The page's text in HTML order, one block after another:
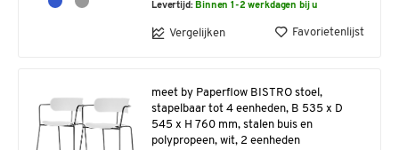
Levertijd: Binnen 1-2 werkdagen bij u
Vergelijken Favorietenlijst
meet by Paperflow BISTRO stoel,
stapelbaar tot 4 eenheden, B 535 x D
545 x H 760 mm, stalen buis en
polypropeen, wit, 2 eenheden